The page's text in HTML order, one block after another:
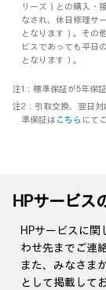
リーズ）との購入・
なされ、休日修理サ
となります）。その
ビスであっても平日
となります）。
注1：標準保証が5年保
注2：引取交換、翌日
準保証は こちら にて
HPサービス
HPサービスに
わせ先までご連
また、みなさま
として掲載して